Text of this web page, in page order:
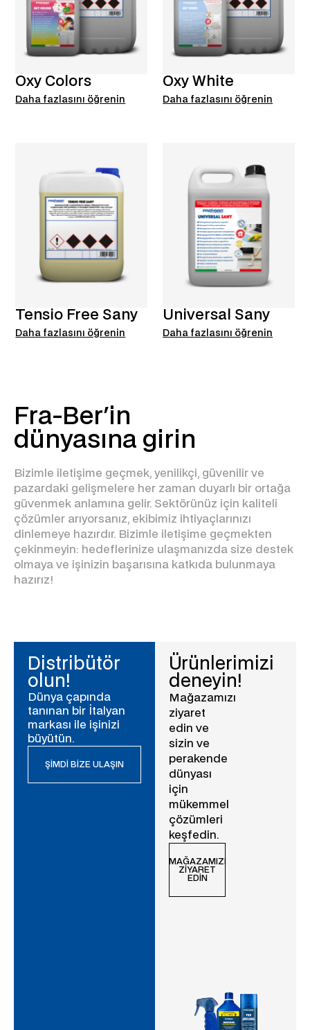
Oxy Colors
Daha fazlasını öğrenin
Oxy White
Daha fazlasını öğrenin
Tensio Free Sany
Daha fazlasını öğrenin
Universal Sany
Daha fazlasını öğrenin
Fra-Ber'in
dünyasına girin
Bizimle iletişime geçmek, yenilikçi, güvenilir ve
pazardaki gelişmelere her zaman duyarlı bir ortağa
güvenmek anlamına gelir. Sektörünüz için kaliteli
çözümler arıyorsanız, ekibimiz ihtiyaçlarınızı
dinlemeye hazırdır. Bizimle iletişime geçmekten
çekinmeyin: hedeflerinize ulaşmanızda size destek
olmaya ve işinizin başarısına katkıda bulunmaya
hazırız!
Distribütör
olun!
Dünya çapında
tanınan bir İtalyan
markası ile işinizi
büyütün.
ŞIMDI BIZE ULAŞIN
Ürünlerimizi
deneyin!
Mağazamızı
ziyaret
edin ve
sizin ve
perakende
dünyası
için
mükemmel
çözümleri
keşfedin.
MAĞAZAMIZI
ZIYARET
EDIN